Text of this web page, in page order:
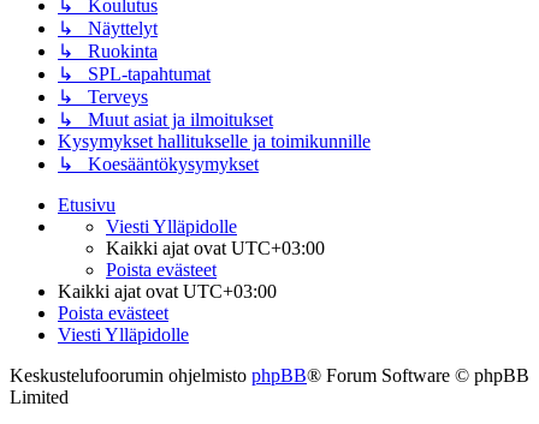
↳ Koulutus
↳ Näyttelyt
↳ Ruokinta
↳ SPL-tapahtumat
↳ Terveys
↳ Muut asiat ja ilmoitukset
Kysymykset hallitukselle ja toimikunnille
↳ Koesääntökysymykset
Etusivu
Viesti Ylläpidolle
Kaikki ajat ovatUTC+03:00
Poista evästeet
Kaikki ajat ovatUTC+03:00
Poista evästeet
Viesti Ylläpidolle
Keskustelufoorumin ohjelmisto phpBB® Forum Software © phpBB
Limited